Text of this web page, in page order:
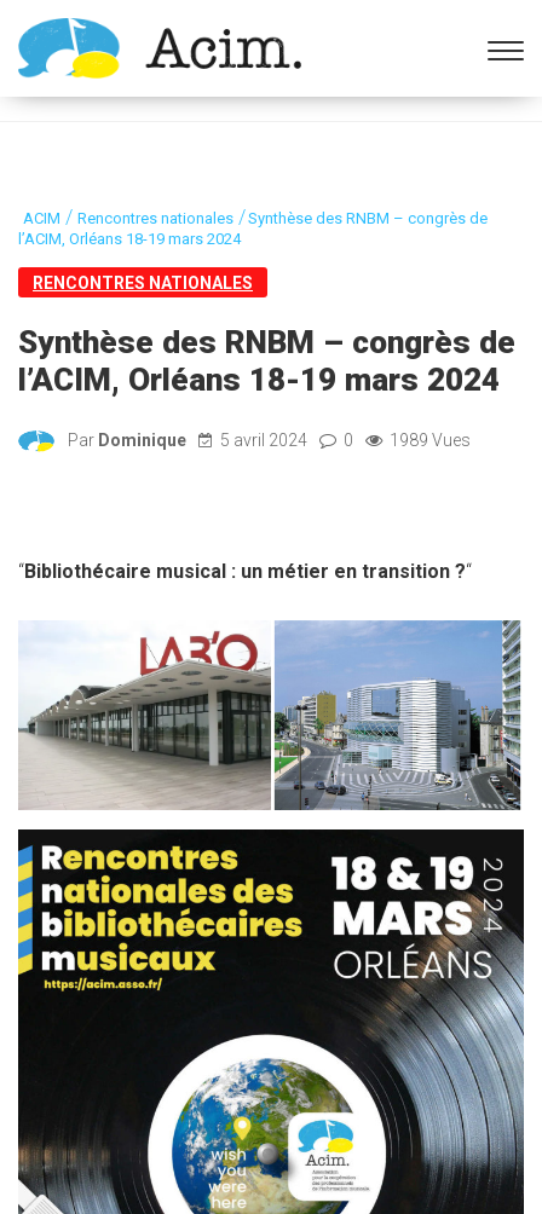
Ouvrir la barre d’outils
ACIM / Rencontres nationales /Synthèse des RNBM – congrès de
l’ACIM, Orléans 18-19 mars 2024
RENCONTRES NATIONALES
Synthèse des RNBM – congrès de
l’ACIM, Orléans 18-19 mars 2024
Par Dominique 5 avril 2024 0 1989 Vues
“Bibliothécaire musical : un métier en transition ?“